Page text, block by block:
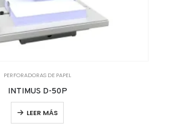
PERFORADORAS DE PAPEL
INTIMUS D-50P
LEER MÁS